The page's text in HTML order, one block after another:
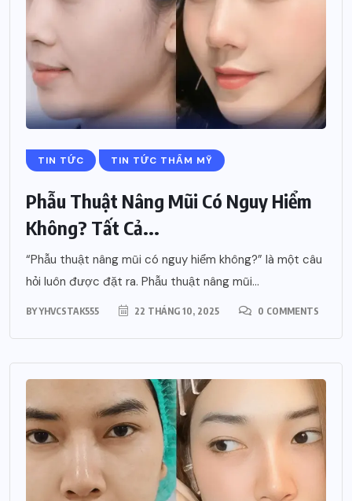
TIN TỨC TIN TỨC THẨM MỸ
Phẫu Thuật Nâng Mũi Có Nguy Hiểm
Không? Tất Cả...
“Phẫu thuật nâng mũi có nguy hiểm không?” là một câu
hỏi luôn được đặt ra. Phẫu thuật nâng mũi...
BYYHVCSTAK555 22 THÁNG 10, 2025 0 COMMENTS